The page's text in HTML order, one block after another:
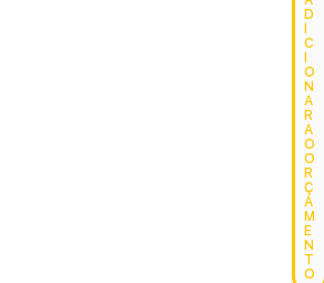
D
C
O
N
A
R
A
O
O
R
Ç
A
M
E
N
T
O